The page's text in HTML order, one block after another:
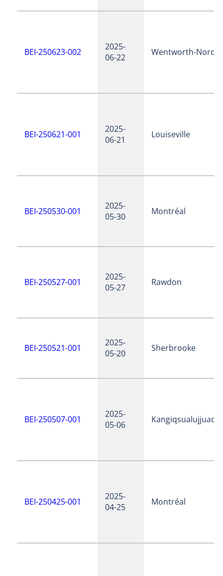
BEI-250623-002
2025-
06-22
Wentworth-Nord
BEI-250621-001
2025-
06-21
Louiseville
BEI-250530-001
2025-
05-30
Montréal
BEI-250527-001
2025-
05-27
Rawdon
BEI-250521-001
2025-
05-20
Sherbrooke
BEI-250507-001
2025-
05-06
Kangiqsualujjuaq
BEI-250425-001
2025-
04-25
Montréal